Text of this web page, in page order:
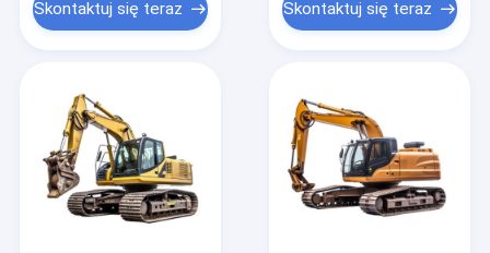
Skontaktuj się teraz Skontaktuj się teraz